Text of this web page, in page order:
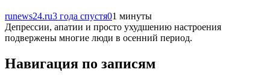
runews24.ru3 года спустя01 минуты
Депрессии, апатии и просто ухудшению настроения
подвержены многие люди в осенний период.
Навигация по записям